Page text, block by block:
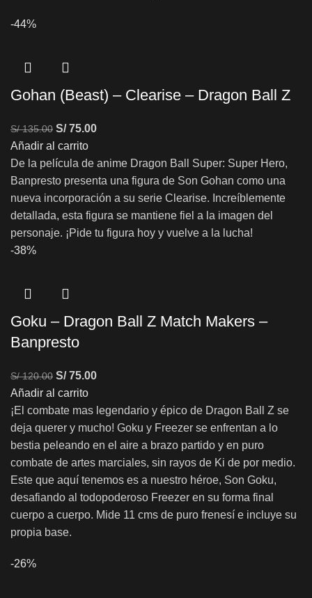
-44%
Gohan (Beast) – Clearise – Dragon Ball Z
S/135.00 S/75.00
Añadir al carrito
De la película de anime Dragon Ball Super: Super Hero,
Banpresto presenta una figura de Son Gohan como una
nueva incorporación a su serie Clearise. Increíblemente
detallada, esta figura se mantiene fiel a la imagen del
personaje. ¡Pide tu figura hoy y vuelve a la lucha!
-38%
Goku – Dragon Ball Z Match Makers –
Banpresto
S/120.00 S/75.00
Añadir al carrito
¡El combate mas legendario y épico de Dragon Ball Z se
deja querer y mucho! Goku y Freezer se enfrentan a lo
bestia peleando en el aire a brazo partido y en puro
combate de artes marciales, sin rayos de Ki de por medio.
Este que aquí tenemos es a nuestro héroe, Son Goku,
desafiando al todopoderoso Freezer en su forma final
cuerpo a cuerpo. Mide 11 cms de puro frenesí e incluye su
propia base.
-26%